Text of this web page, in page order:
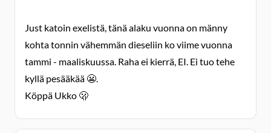
Just katoin exelistä, tänä alaku vuonna on männy
kohta tonnin vähemmän dieseliin ko viime vuonna
tammi - maaliskuussa. Raha ei kierrä, EI. Ei tuo tehe
kyllä pesääkää 😬.
Köppä Ukko 🫢